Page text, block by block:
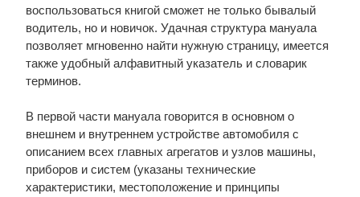
воспользоваться книгой сможет не только бывалый
водитель, но и новичок. Удачная структура мануала
позволяет мгновенно найти нужную страницу, имеется
также удобный алфавитный указатель и словарик
терминов.
В первой части мануала говорится в основном о
внешнем и внутреннем устройстве автомобиля с
описанием всех главных агрегатов и узлов машины,
приборов и систем (указаны технические
характеристики, местоположение и принципы